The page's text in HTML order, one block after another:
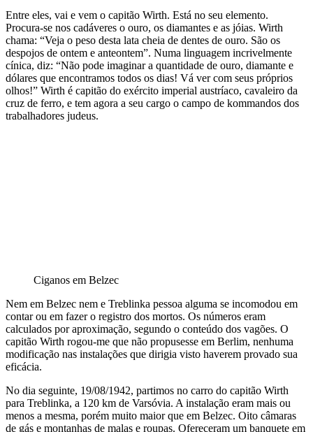
Entre eles, vai e vem o capitão Wirth. Está no seu elemento.
Procura-se nos cadáveres o ouro, os diamantes e as jóias. Wirth
chama: “Veja o peso desta lata cheia de dentes de ouro. São os
despojos de ontem e anteontem”. Numa linguagem incrivelmente
cínica, diz: “Não pode imaginar a quantidade de ouro, diamante e
dólares que encontramos todos os dias! Vá ver com seus próprios
olhos!” Wirth é capitão do exército imperial austríaco, cavaleiro da
cruz de ferro, e tem agora a seu cargo o campo de kommandos dos
trabalhadores judeus.
Ciganos em Belzec
Nem em Belzec nem e Treblinka pessoa alguma se incomodou em
contar ou em fazer o registro dos mortos. Os números eram
calculados por aproximação, segundo o conteúdo dos vagões. O
capitão Wirth rogou-me que não propusesse em Berlim, nenhuma
modificação nas instalações que dirigia visto haverem provado sua
eficácia.
No dia seguinte, 19/08/1942, partimos no carro do capitão Wirth
para Treblinka, a 120 km de Varsóvia. A instalação eram mais ou
menos a mesma, porém muito maior que em Belzec. Oito câmaras
de gás e montanhas de malas e roupas. Ofereceram um banquete em